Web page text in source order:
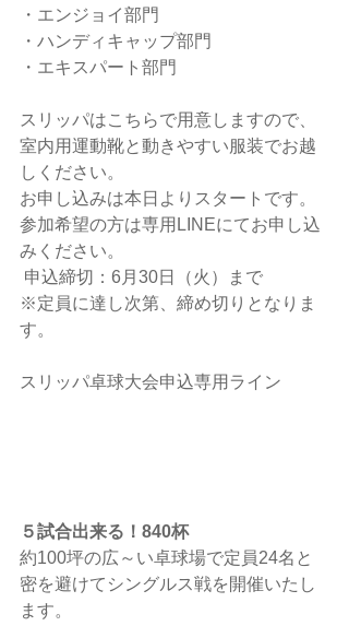
・エンジョイ部門
・ハンディキャップ部門
・エキスパート部門
スリッパはこちらで用意しますので、
室内用運動靴と動きやすい服装でお越
しください。
お申し込みは本日よりスタートです。
参加希望の方は専用LINEにてお申し込
みください。
申込締切：6月30日（火）まで
※定員に達し次第、締め切りとなりま
す。
スリッパ卓球大会申込専用ライン
５試合出来る！840杯
約100坪の広～い卓球場で定員24名と
密を避けてシングルス戦を開催いたし
ます。